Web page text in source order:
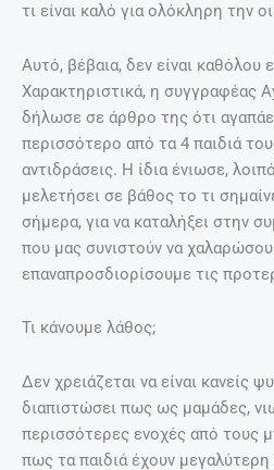
τι είναι καλό για ολόκληρη την
Αυτό, βέβαια, δεν είναι καθόλου
Χαρακτηριστικά, η συγγραφέας
δήλωσε σε άρθρο της ότι
περισσότερο από τα 4 παιδιά
αντιδράσεις. Η ίδια ένιωσε,
μελετήσει σε βάθος το τι
σήμερα, για να καταλήξει στην
που μας συνιστούν να
επαναπροσδιορίσουμε τις
Τι κάνουμε λάθος;
Δεν χρειάζεται να είναι κανείς
διαπιστώσει πως ως μαμάδες,
περισσότερες ενοχές από τους
πως τα παιδιά έχουν μεγαλύτερη